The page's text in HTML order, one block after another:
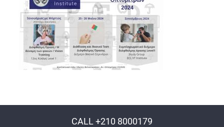
CALL +210 8000179